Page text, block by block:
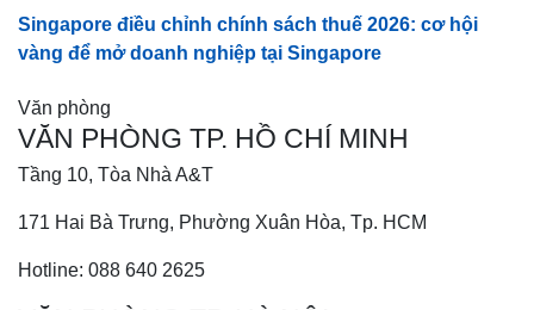
Singapore điều chỉnh chính sách thuế 2026: cơ hội
vàng để mở doanh nghiệp tại Singapore
Văn phòng
VĂN PHÒNG TP. HỒ CHÍ MINH
Tầng 10, Tòa Nhà A&T
171 Hai Bà Trưng, Phường Xuân Hòa, Tp. HCM
Hotline: 088 640 2625